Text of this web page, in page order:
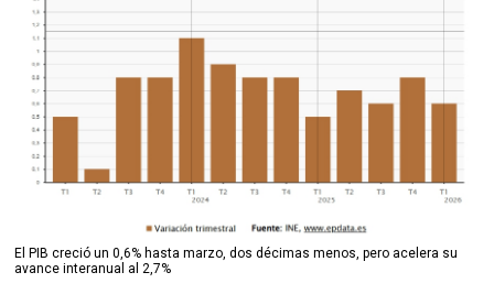
El PIB creció un 0,6% hasta marzo, dos décimas menos, pero acelera su
avance interanual al 2,7%